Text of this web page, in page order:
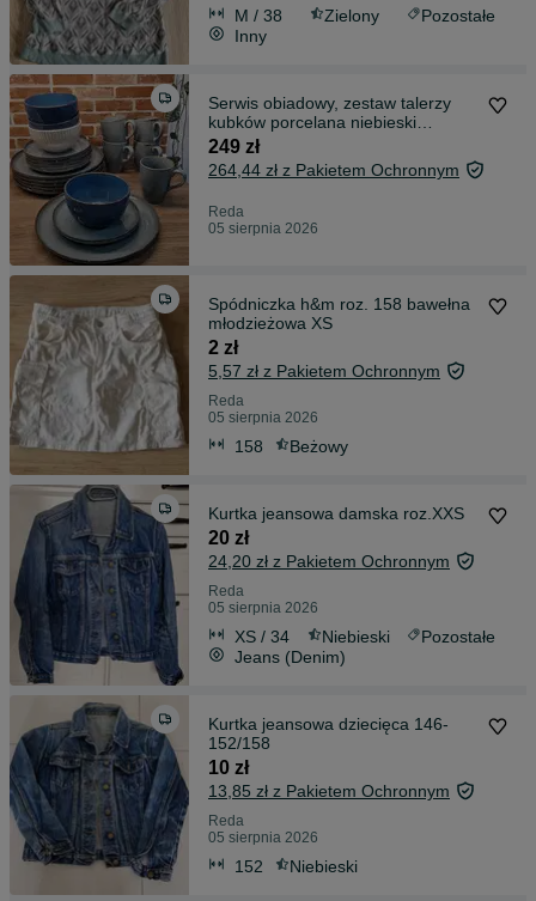
M / 38 Zielony
Pozostałe
Inny
Serwis obiadowy, zestaw talerzy
kubków porcelana niebieski
Ambition
249 zł
264,44 zł z Pakietem Ochronnym
Reda
05 sierpnia 2026
Spódniczka h&m roz. 158 bawełna
młodzieżowa XS
2 zł
5,57 zł z Pakietem Ochronnym
Reda
05 sierpnia 2026
158 Beżowy
Kurtka jeansowa damska roz.XXS
20 zł
24,20 zł z Pakietem Ochronnym
Reda
05 sierpnia 2026
XS / 34 Niebieski
Pozostałe
Jeans (Denim)
Kurtka jeansowa dziecięca 146-
152/158
10 zł
13,85 zł z Pakietem Ochronnym
Reda
05 sierpnia 2026
152 Niebieski